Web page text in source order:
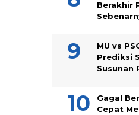
Berakhir
MU vs
Prediksi
Susunan
Gagal
Cepat